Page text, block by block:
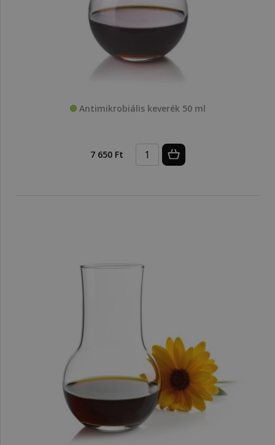
Antimikrobiális keverék 50 ml
7 650 Ft